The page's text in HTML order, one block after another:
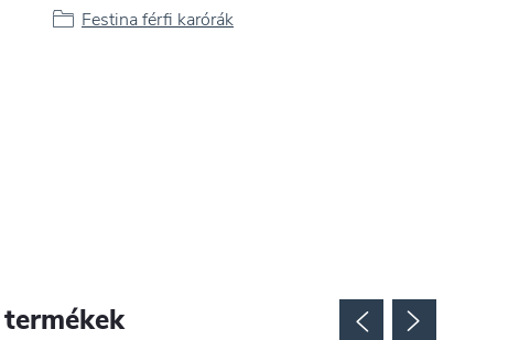
Festina férfi karórák